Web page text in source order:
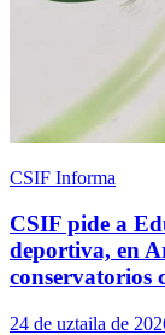
CSIF Informa
CSIF pide a
deportiva, en
conservatorios
24 de uztaila de